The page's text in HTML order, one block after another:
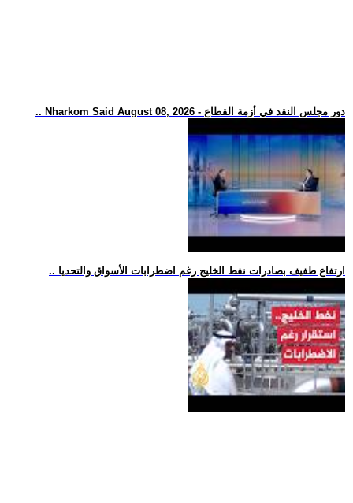
.. Nharkom Said August 08, 2026 - دور مجلس النقد في أزمة القطاع
.. ارتفاع طفيف بصادرات نفط الخليج رغم اضطرابات الأسواق والتحديا